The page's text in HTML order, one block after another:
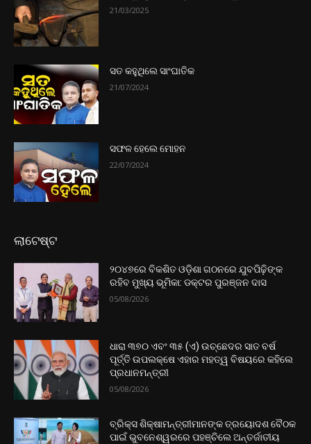
21/03/2025
ସତ କହୁଥିଲେ ସାଂଘାତିକ
21/07/2024
ସଫଳ ହେଲେ ମୋହନ
22/07/2024
ଲାଟେଷ୍ଟ
୨୦୪୭ରେ ବିକଶିତ ଓଡ଼ିଶା ଗଠନରେ ଯୁବପିଢ଼ିଙ୍କ
ରହିବ ମୁଖ୍ୟ ଭୂମିକା: ଡକ୍ଟର ପୁରଞ୍ଜନ ଦାସ
05/08/2026
ଧାରା ୩୭୦ ଏବଂ ୩୫ (ଏ) ଉଚ୍ଛେଦର ସାତ ବର୍ଷ
ପୂର୍ତ୍ତି ଉପଲକ୍ଷେ ଏହାର ମହତ୍ୱ ବିଷୟରେ କହିଲେ
ପ୍ରଧାନମନ୍ତ୍ରୀ
05/08/2026
ବ୍ରିକ୍ସ ଶିକ୍ଷାମନ୍ତ୍ରୀମାନଙ୍କ ତ୍ରୟୋଦଶ ବୈଠକ
ପାଇଁ ଭୁବନେଶ୍ୱରରେ ପହଞ୍ଚିଲେ ଅନ୍ତର୍ଜାତୀୟ